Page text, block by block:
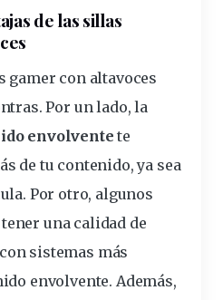
de las sillas
gamer con altavoces
Por un lado, la
envolvente te
de tu contenido, ya sea
Por otro, algunos
una calidad de
sistemas más
envolvente. Además,